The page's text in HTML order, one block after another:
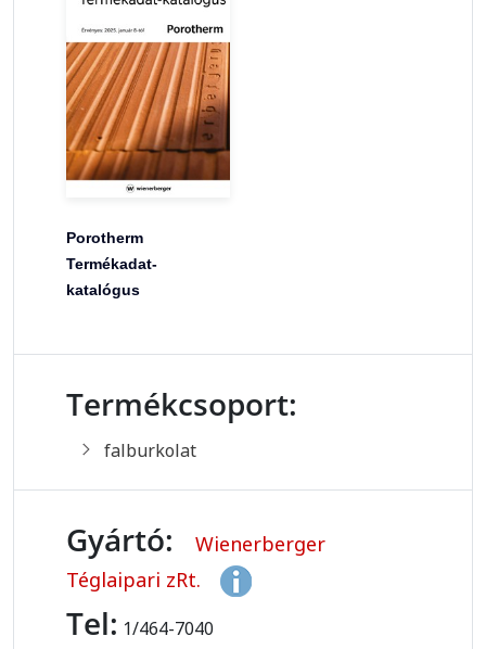
Porotherm
Termékadat-
katalógus
Termékcsoport:
falburkolat
Gyártó:
Wienerberger
Téglaipari zRt.
Tel: 1/464-7040